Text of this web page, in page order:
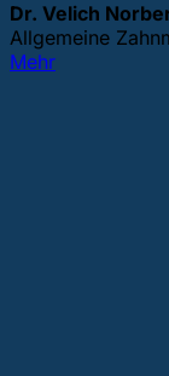
Dr. Velich
Allgemeine
Mehr